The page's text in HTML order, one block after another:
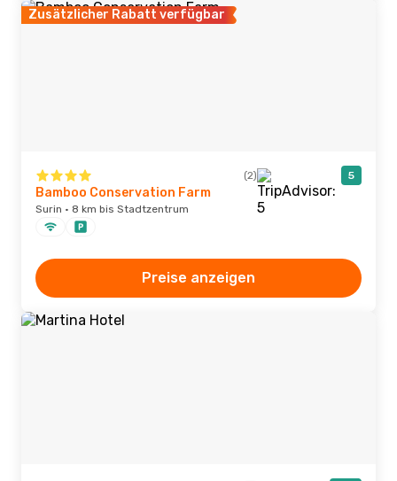
Zusätzlicher Rabatt verfügbar
(2) 5
Bamboo Conservation Farm
Surin · 8 km bis Stadtzentrum
Preise anzeigen